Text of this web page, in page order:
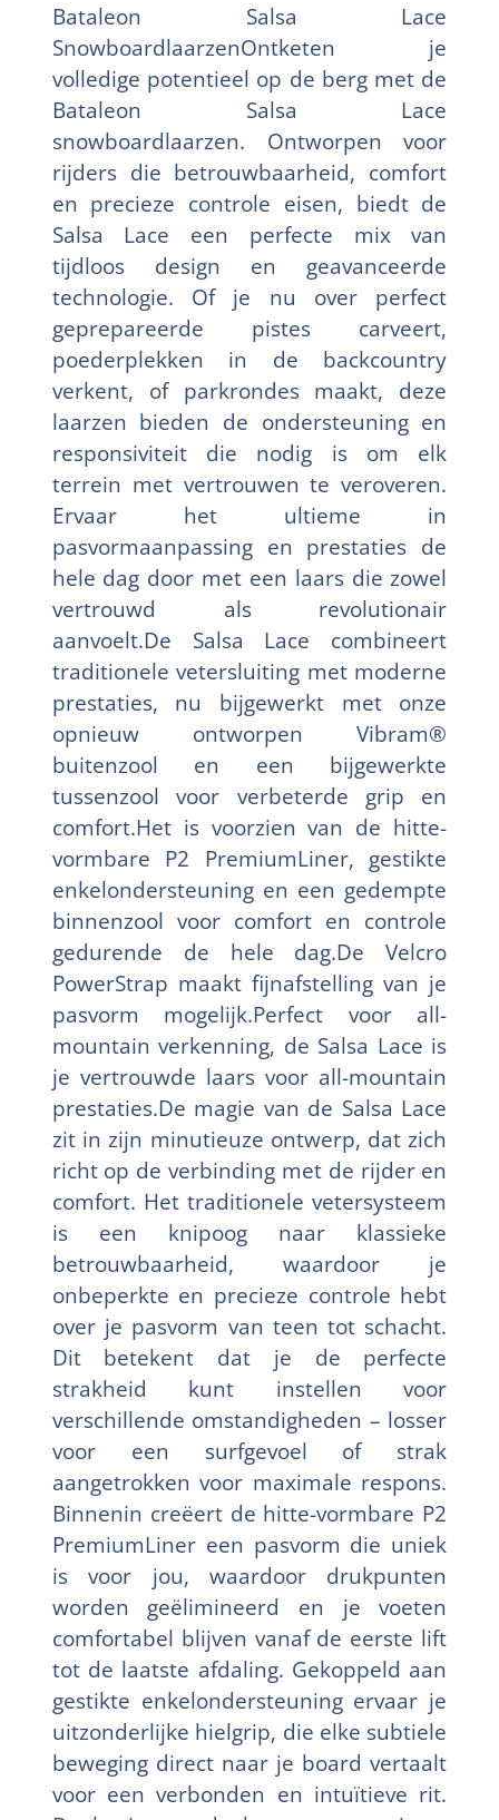
Bataleon Salsa Lace
SnowboardlaarzenOntketen je
volledige potentieel op de berg met de
Bataleon Salsa Lace
snowboardlaarzen. Ontworpen voor
rijders die betrouwbaarheid, comfort
en precieze controle eisen, biedt de
Salsa Lace een perfecte mix van
tijdloos design en geavanceerde
technologie. Of je nu over perfect
geprepareerde pistes carveert,
poederplekken in de backcountry
verkent, of parkrondes maakt, deze
laarzen bieden de ondersteuning en
responsiviteit die nodig is om elk
terrein met vertrouwen te veroveren.
Ervaar het ultieme in
pasvormaanpassing en prestaties de
hele dag door met een laars die zowel
vertrouwd als revolutionair
aanvoelt.De Salsa Lace combineert
traditionele vetersluiting met moderne
prestaties, nu bijgewerkt met onze
opnieuw ontworpen Vibram®
buitenzool en een bijgewerkte
tussenzool voor verbeterde grip en
comfort.Het is voorzien van de hitte-
vormbare P2 PremiumLiner, gestikte
enkelondersteuning en een gedempte
binnenzool voor comfort en controle
gedurende de hele dag.De Velcro
PowerStrap maakt fijnafstelling van je
pasvorm mogelijk.Perfect voor all-
mountain verkenning, de Salsa Lace is
je vertrouwde laars voor all-mountain
prestaties.De magie van de Salsa Lace
zit in zijn minutieuze ontwerp, dat zich
richt op de verbinding met de rijder en
comfort. Het traditionele vetersysteem
is een knipoog naar klassieke
betrouwbaarheid, waardoor je
onbeperkte en precieze controle hebt
over je pasvorm van teen tot schacht.
Dit betekent dat je de perfecte
strakheid kunt instellen voor
verschillende omstandigheden – losser
voor een surfgevoel of strak
aangetrokken voor maximale respons.
Binnenin creëert de hitte-vormbare P2
PremiumLiner een pasvorm die uniek
is voor jou, waardoor drukpunten
worden geëlimineerd en je voeten
comfortabel blijven vanaf de eerste lift
tot de laatste afdaling. Gekoppeld aan
gestikte enkelondersteuning ervaar je
uitzonderlijke hielgrip, die elke subtiele
beweging direct naar je board vertaalt
voor een verbonden en intuïtieve rit.